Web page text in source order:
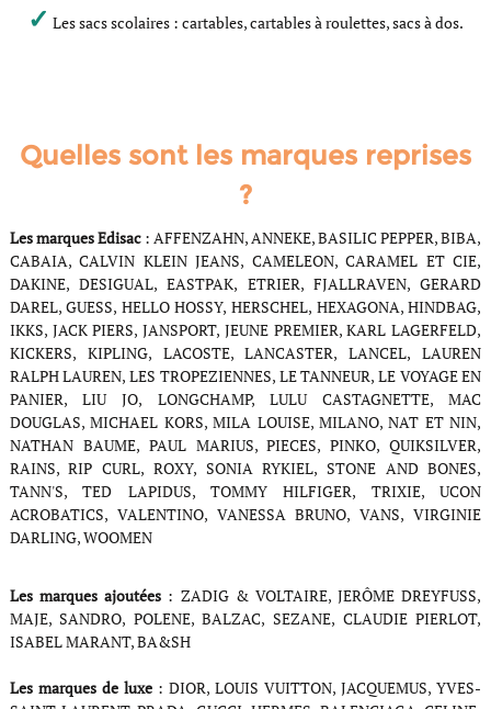
✓ Les sacs scolaires : cartables, cartables à roulettes, sacs à dos.
Quelles sont les marques reprises
?
Les marques Edisac: AFFENZAHN, ANNEKE, BASILIC PEPPER, BIBA,
CABAIA, CALVIN KLEIN JEANS, CAMELEON, CARAMEL ET CIE,
DAKINE, DESIGUAL, EASTPAK, ETRIER, FJALLRAVEN, GERARD
DAREL, GUESS, HELLO HOSSY, HERSCHEL, HEXAGONA, HINDBAG,
IKKS, JACK PIERS, JANSPORT, JEUNE PREMIER, KARL LAGERFELD,
KICKERS, KIPLING, LACOSTE, LANCASTER, LANCEL, LAUREN
RALPH LAUREN, LES TROPEZIENNES, LE TANNEUR, LE VOYAGE EN
PANIER, LIU JO, LONGCHAMP, LULU CASTAGNETTE, MAC
DOUGLAS, MICHAEL KORS, MILA LOUISE, MILANO, NAT ET NIN,
NATHAN BAUME, PAUL MARIUS, PIECES, PINKO, QUIKSILVER,
RAINS, RIP CURL, ROXY, SONIA RYKIEL, STONE AND BONES,
TANN'S, TED LAPIDUS, TOMMY HILFIGER, TRIXIE, UCON
ACROBATICS, VALENTINO, VANESSA BRUNO, VANS, VIRGINIE
DARLING, WOOMEN
Les marques ajoutées : ZADIG & VOLTAIRE, JERÔME DREYFUSS,
MAJE, SANDRO, POLENE, BALZAC, SEZANE, CLAUDIE PIERLOT,
ISABEL MARANT, BA&SH
Les marques de luxe: DIOR, LOUIS VUITTON, JACQUEMUS, YVES-